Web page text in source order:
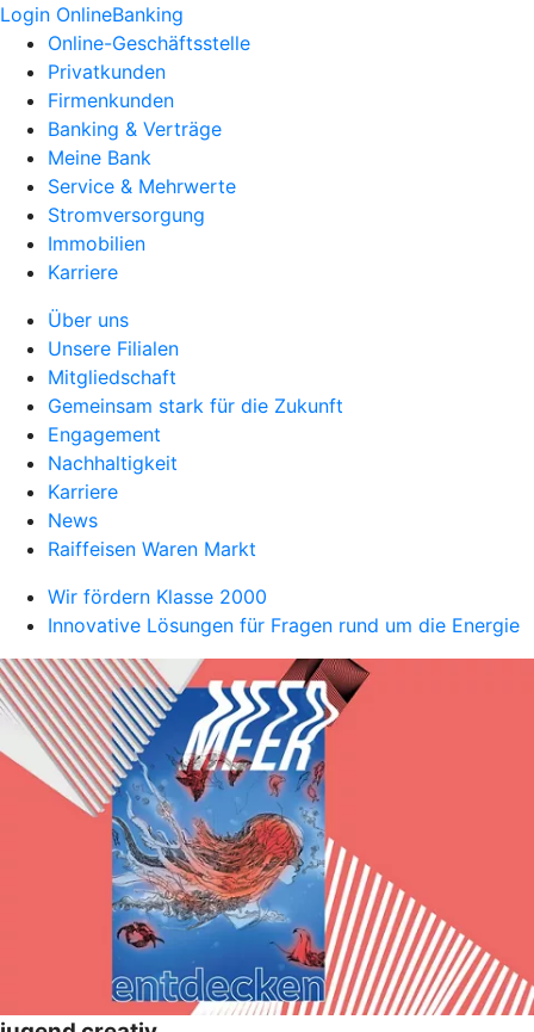
Login OnlineBanking
Online-Geschäftsstelle
Privatkunden
Firmenkunden
Banking & Verträge
Meine Bank
Service & Mehrwerte
Stromversorgung
Immobilien
Karriere
Über uns
Unsere Filialen
Mitgliedschaft
Gemeinsam stark für die Zukunft
Engagement
Nachhaltigkeit
Karriere
News
Raiffeisen Waren Markt
Wir fördern Klasse 2000
Innovative Lösungen für Fragen rund um die Energie